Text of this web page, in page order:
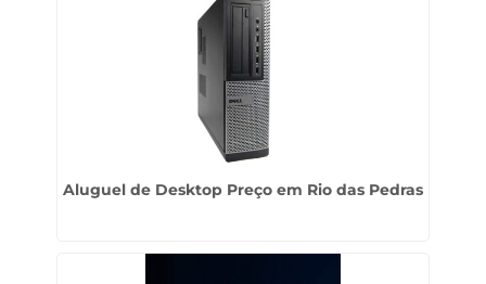
Aluguel de Desktop Preço em Rio das Pedras